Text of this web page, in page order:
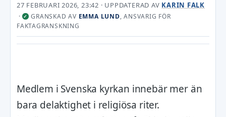
27 FEBRUARI 2026, 23:42 · UPPDATERAD AV KARIN FALK
·✓ GRANSKAD AV EMMA LUND, ANSVARIG FÖR
FAKTAGRANSKNING
Medlem i Svenska kyrkan innebär mer än
bara delaktighet i religiösa riter.